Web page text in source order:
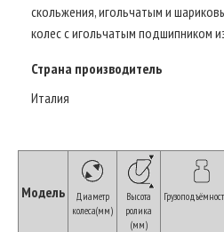
скольжения, игольчатым и
колес с игольчатым подшипником
Страна производитель
Италия
Модель
Диаметр
колеса(мм)
Высота
ролика
(мм)